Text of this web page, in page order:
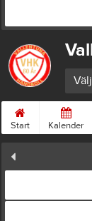
Start Kalender